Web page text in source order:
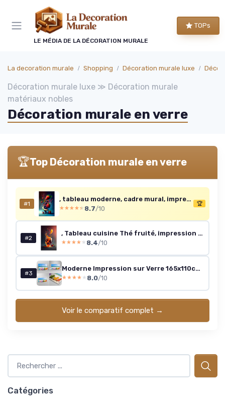
LE MÉDIA DE LA DÉCORATION MURALE
TOPs
La decoration murale Shopping Décoration murale luxe
Décoration murale luxe ≫ Décoration murale
matériaux nobles
Décoration murale en verre
🏆Top Décoration murale en verre
#1
, tableau moderne, cadre mural, impression sur verre acrylique, cadre design léger, tableau déco fraîcheur de fruits, art mural contemporain, décoration intérieure élégante, 80x120 cm 80L x 120l cm
★★★★★
★★★★★ 8.7/10
🏆
#2
, Tableau cuisine Thé fruité, impression sur verre acrylique, décoration murale moderne, cadre design coloré pour cuisine, salon ou espace repas contemporain 100L x 60l cm
★★★★★
★★★★★ 8.4/10
#3
Moderne Impression sur Verre 165x110cm Image Tableau en Verre Decoration Murale Sunbed rivage Floride Été Grand XXL Tableaux Decoratifs Chambre Triptyque 3 parties Deco Salon Art GCE165x110-3160 165x110 cm
★★★★★
★★★★★ 8.0/10
Voir le comparatif complet →
Catégories
Panneau de gestion des cookies